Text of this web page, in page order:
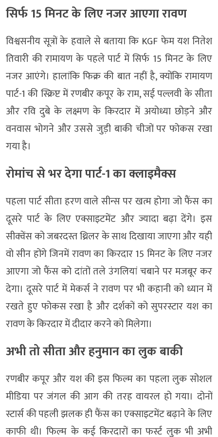
सिर्फ 15 मिनट के लिए नजर आएगा रावण
विश्वसनीय सूत्रों के हवाले से बताया कि KGF फेम यश नितेश
तिवारी की रामायण के पहले पार्ट में सिर्फ 15 मिनट के लिए
नजर आएंगे। हालांकि फिक्र की बात नहीं है, क्योंकि रामायण
पार्ट-1 की स्क्रिप्ट में रणबीर कपूर के राम, सई पल्लवी के सीता
और रवि दुबे के लक्ष्मण के किरदार में अयोध्या छोड़ने और
वनवास भोगने और उससे जुड़ी बाकी चीजों पर फोकस रखा
गया है।
रोमांच से भर देगा पार्ट-1 का क्लाइमैक्स
पहला पार्ट सीता हरण वाले सीन्स पर खत्म होगा जो फैंस का
दूसरे पार्ट के लिए एक्साइटमेंट और ज्यादा बढ़ा देंगे। इस
सीक्वेंस को जबरदस्त थ्रिलर के साथ दिखाया जाएगा और यही
वो सीन होंगे जिनमें रावण का किरदार 15 मिनट के लिए नजर
आएगा जो फैंस को दांतों तले उंगलियां चबाने पर मजबूर कर
देगा। दूसरे पार्ट में मेकर्स ने रावण पर भी कहानी को ध्यान में
रखते हुए फोकस रखा है और दर्शकों को सुपरस्टार यश का
रावण के किरदार में दीदार करने को मिलेगा।
अभी तो सीता और हनुमान का लुक बाकी
रणबीर कपूर और यश की इस फिल्म का पहला लुक सोशल
मीडिया पर जंगल की आग की तरह वायरल हो गया। दोनों
स्टार्स की पहली झलक ही फैंस का एक्साइटमेंट बढ़ाने के लिए
काफी थी। फिल्म के कई किरदारों का फर्स्ट लुक भी अभी